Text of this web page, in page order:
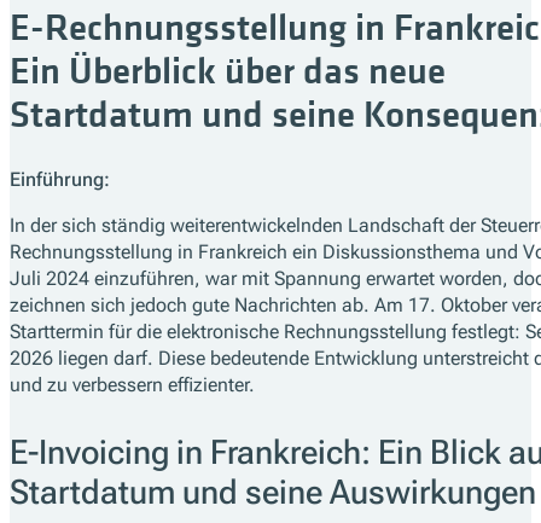
E-Rechnungsstellung in
Ein Überblick über das neue
Startdatum und seine
Einführung:
In der sich ständig weiterentwickelnden Landschaft der
Rechnungsstellung in Frankreich ein Diskussionsthema und
Juli 2024 einzuführen, war mit Spannung erwartet worden,
zeichnen sich jedoch gute Nachrichten ab. Am 17. Oktober
Starttermin für die elektronische Rechnungsstellung festlegt:
2026 liegen darf. Diese bedeutende Entwicklung
und zu verbessern effizienter.
E-Invoicing in Frankreich: Ein Blick
Startdatum und seine Auswirkungen